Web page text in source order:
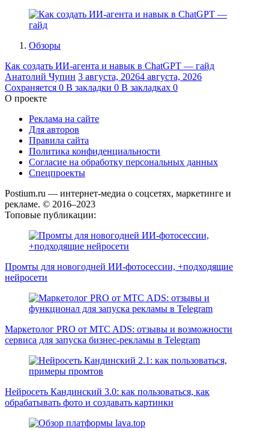
Обзоры
Как создать ИИ-агента и навык в ChatGPT — гайд
Анатолий Чупин 3 августа, 20264 августа, 2026
Сохраняется 0 В закладки 0 В закладках 0
О проекте
Реклама на сайте
Для авторов
Правила сайта
Политика конфиденциальности
Согласие на обработку персональных данных
Спецпроекты
Postium.ru — интернет-медиа о соцсетях, маркетинге и
рекламе. © 2016–2023
Топовые публикации:
Промты для новогодней ИИ-фотосессии, +подходящие
нейросети
Маркетолог PRO от MTC ADS: отзывы и возможности
сервиса для запуска бизнес-рекламы в Telegram
Нейросеть Кандинский 3.0: как пользоваться, как
обрабатывать фото и создавать картинки